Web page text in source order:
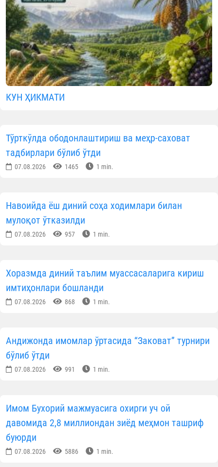
КУН ҲИКМАТИ
Тўрткўлда ободонлаштириш ва меҳр-саховат
тадбирлари бўлиб ўтди
07.08.2026 1465 1 min.
Навоийда ёш диний соҳа ходимлари билан
мулоқот ўтказилди
07.08.2026 957 1 min.
Хоразмда диний таълим муассасаларига кириш
имтиҳонлари бошланди
07.08.2026 868 1 min.
Андижонда имомлар ўртасида “Заковат” турнири
бўлиб ўтди
07.08.2026 991 1 min.
Имом Бухорий мажмуасига охирги уч ой
давомида 2,8 миллиондан зиёд меҳмон ташриф
буюрди
07.08.2026 5886 1 min.